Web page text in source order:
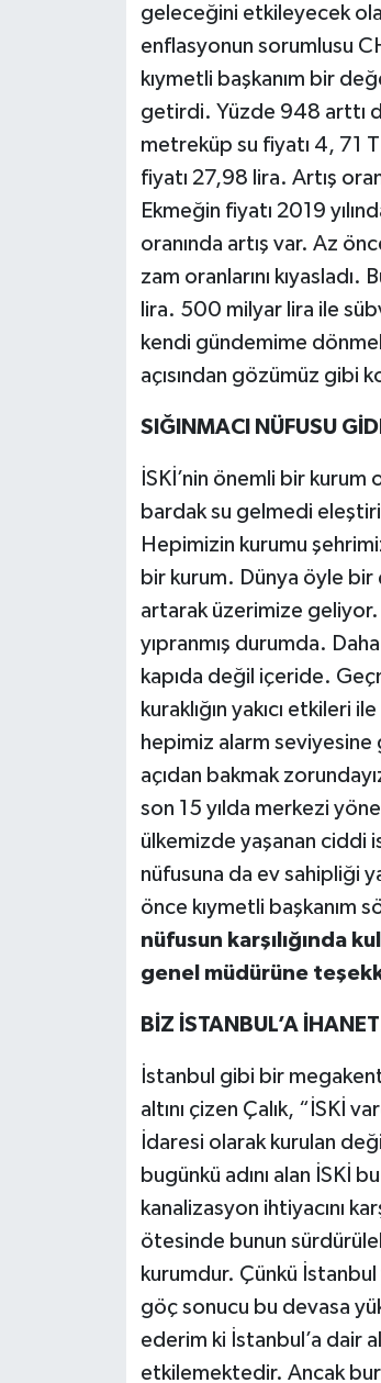
geleceğini etkileyecek
enflasyonun sorumlusu
kıymetli başkanım bir
getirdi. Yüzde 948 arttı
metreküp su fiyatı 4, 71
fiyatı 27,98 lira. Artış
Ekmeğin fiyatı 2019
oranında artış var. Az
zam oranlarını
lira. 500 milyar lira ile
kendi gündemime
açısından gözümüz gibi
SIĞINMACI NÜFUSU
İSKİ’nin önemli bir
bardak su gelmedi
Hepimizin kurumu
bir kurum. Dünya öyle bir
artarak üzerimize geliyor.
yıpranmış durumda.
kapıda değil içeride.
kuraklığın yakıcı etkileri
hepimiz alarm seviyesine
açıdan bakmak
son 15 yılda merkezi
ülkemizde yaşanan ciddi
nüfusuna da ev sahipliği
önce kıymetli başkanım
nüfusun karşılığında
genel müdürüne
BİZ İSTANBUL’A
İstanbul gibi bir
altını çizen Çalık, “İSKİ
İdaresi olarak kurulan
bugünkü adını alan İSKİ
kanalizasyon ihtiyacını
ötesinde bunun
kurumdur. Çünkü İstanbul
göç sonucu bu devasa
ederim ki İstanbul’a dair
etkilemektedir. Ancak